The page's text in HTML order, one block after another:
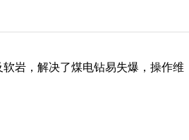
岩，解决了煤电钻易失爆，操作维